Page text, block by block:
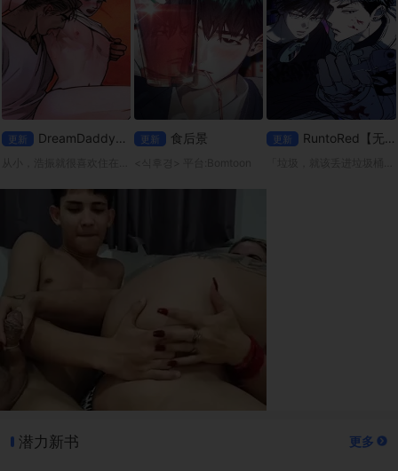
更新 DreamDaddy【无码】 更新 食后景 更新 RuntoRed【无码】
潜力新书 更多